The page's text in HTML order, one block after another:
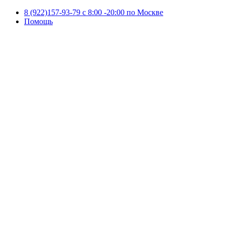
8 (922)157-93-79 c 8:00 -20:00 по Москве
Помощь